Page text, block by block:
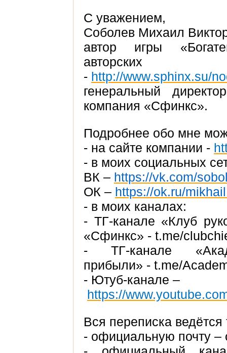
С уважением,
Соболев Михаил
автор игры
- http://www.sphinx.su/
генеральный
компания «Сфинкс».
Подробнее обо мне
- на сайте компании -
- в моих социальных
ВК – https://vk.com/
ОК – https://ok.ru/
- в моих каналах:
- ТГ-канале «Клуб
«Сфинкс» - t.me/
- ТГ-канале
прибыли» - t.me/
- Ютуб-канале –
https://
Вся переписка ведётся
- официальную почту –